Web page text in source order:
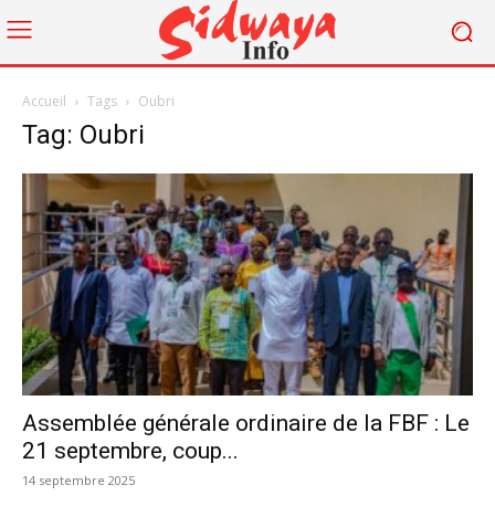
Accueil Tags Oubri
Tag: Oubri
Assemblée générale ordinaire de la FBF : Le
21 septembre, coup...
14 septembre 2025